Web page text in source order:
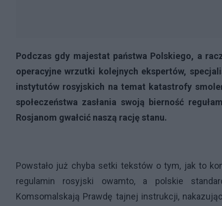
Podczas gdy majestat państwa Polskiego, a
operacyjne wrzutki kolejnych ekspertów,
instytutów rosyjskich na temat katastrofy
społeczeństwa zasłania swoją bierność
Rosjanom gwałcić naszą rację stanu.
Powstało już chyba setki tekstów o tym, jak to
regulamin rosyjski owamto, a polskie
Komsomalskają Prawdę tajnej instrukcji,